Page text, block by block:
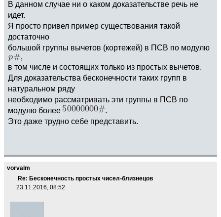
В данном случае ни о каком доказательстве речь не
идет.
Я просто привел пример существования такой
достаточно
большой группы вычетов (кортежей) в ПСВ по модулю
в том числе и состоящих только из простых вычетов.
Для доказательства бесконечности таких групп в
натуральном ряду
необходимо рассматривать эти группы в ПСВ по
модулю более
.
Это даже трудно себе представить.
vorvalm
Re: Бесконечность простых чисел-близнецов
23.11.2016, 08:52